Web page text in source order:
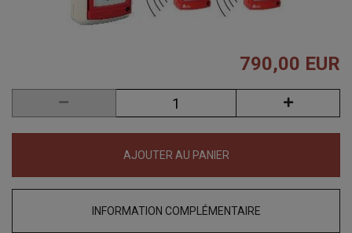
790,00 EUR
AJOUTER AU PANIER
INFORMATION COMPLÉMENTAIRE